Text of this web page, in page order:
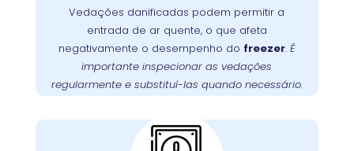
Vedações danificadas podem permitir a
entrada de ar quente, o que afeta
negativamente o desempenho do freezer. É
importante inspecionar as vedações
regularmente e substituí-las quando necessário.
para garantir uma vedação adequada
Wandertec
no Pinheirinho oferece serviços de
inspeção e substituição de vedações,
garantindo a eficiência energética do seu
freezer
.
Problemas com a